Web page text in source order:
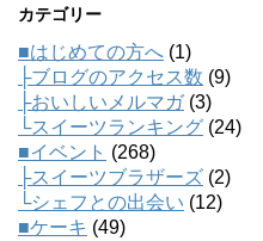
カテゴリー
■はじめての方へ (1)
├ブログのアクセス数 (9)
├おいしいメルマガ(3)
└スイーツランキング (24)
■イベント (268)
├スイーツブラザーズ (2)
└シェフとの出会い (12)
■ケーキ (49)